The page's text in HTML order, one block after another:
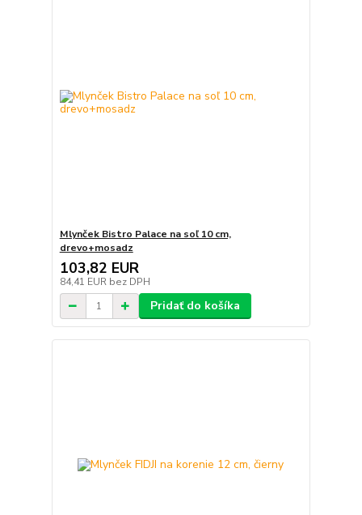
Mlynček Bistro Palace na soľ 10 cm,
drevo+mosadz
103,82 EUR
84,41 EUR bez DPH
Pridať do košíka